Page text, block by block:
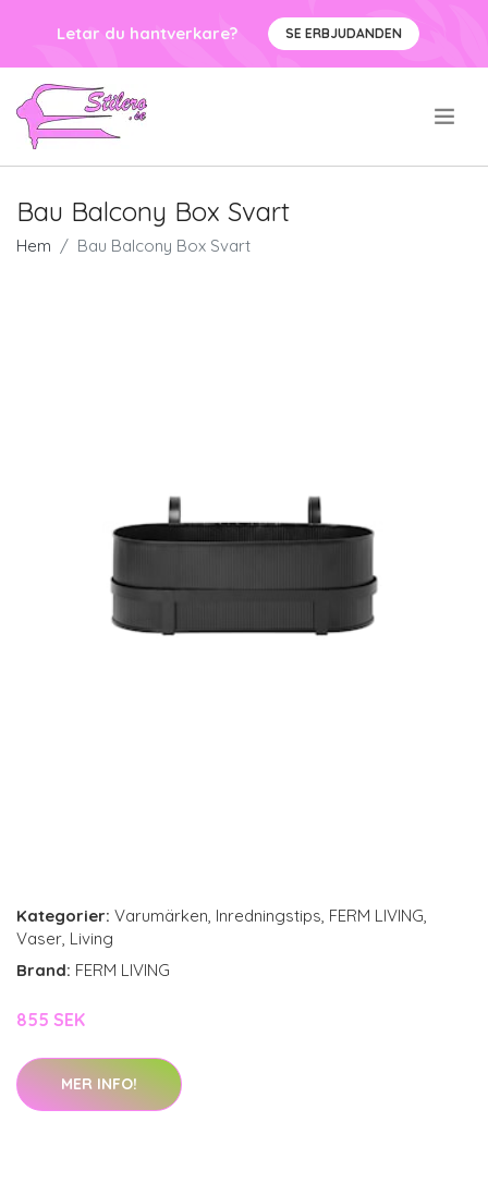
Letar du hantverkare? SE ERBJUDANDEN
Bau Balcony Box Svart
Hem Bau Balcony Box Svart
Kategorier: Varumärken Inredningstips FERM LIVING
Vaser Living
Brand: FERM LIVING
855 SEK
MER INFO!